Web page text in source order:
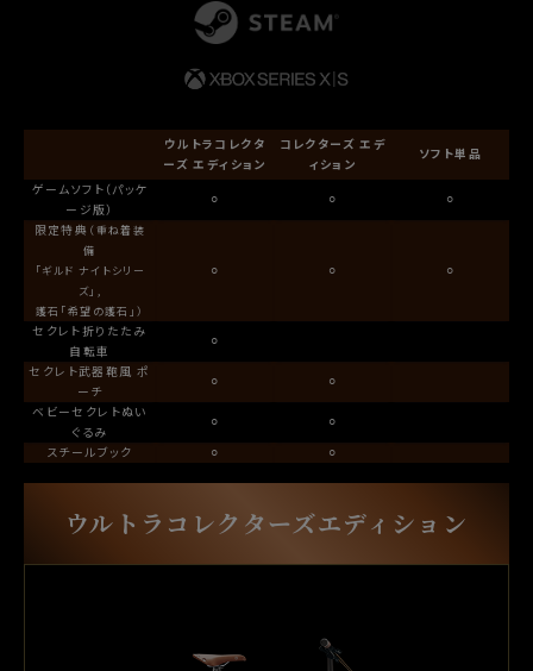
ウルトラコレクタ
ーズ エディション
コレクターズ エデ
ィション
ソフト単品
ゲームソフト（パッケ
ージ版）
⚪︎ ⚪︎
⚪︎
限定特典 （重ね着装
備
「ギルド ナイトシリー
ズ」,
護石「希望の護石」）
⚪︎ ⚪︎ ⚪︎
セクレト折りたたみ
自転車
⚪︎
セクレト武器鞄風 ポ
ーチ
⚪︎
⚪︎
ベビーセクレトぬい
ぐるみ
⚪︎
⚪︎
スチールブック
⚪︎ ⚪︎
ウルトラコレクターズエディション